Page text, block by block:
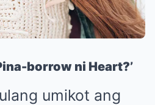
borrow ni Heart?’
umikot ang